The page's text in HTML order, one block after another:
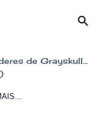
de Grayskull...